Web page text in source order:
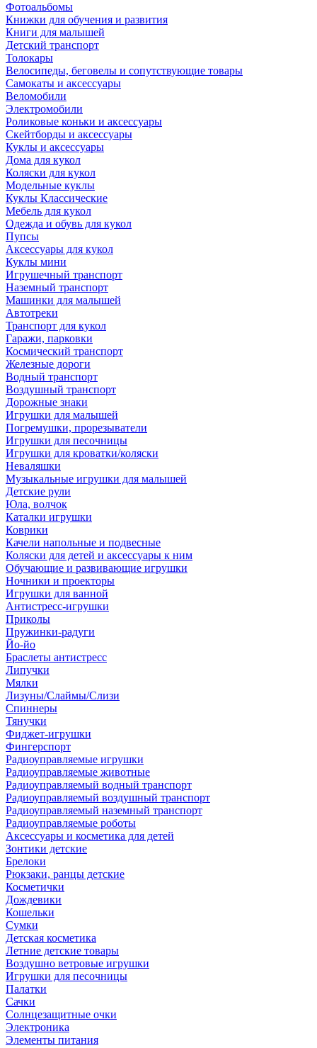
Фотоальбомы
Книжки для обучения и развития
Книги для малышей
Детский транспорт
Толокары
Велосипеды, беговелы и сопутствующие товары
Самокаты и аксессуары
Веломобили
Электромобили
Роликовые коньки и аксессуары
Скейтборды и аксессуары
Куклы и аксессуары
Дома для кукол
Коляски для кукол
Модельные куклы
Куклы Классические
Мебель для кукол
Одежда и обувь для кукол
Пупсы
Аксессуары для кукол
Куклы мини
Игрушечный транспорт
Наземный транспорт
Машинки для малышей
Автотреки
Транспорт для кукол
Гаражи, парковки
Космический транспорт
Железные дороги
Водный транспорт
Воздушный транспорт
Дорожные знаки
Игрушки для малышей
Погремушки, прорезыватели
Игрушки для песочницы
Игрушки для кроватки/коляски
Неваляшки
Музыкальные игрушки для малышей
Детские рули
Юла, волчок
Каталки игрушки
Коврики
Качели напольные и подвесные
Коляски для детей и аксессуары к ним
Обучающие и развивающие игрушки
Ночники и проекторы
Игрушки для ванной
Антистресс-игрушки
Приколы
Пружинки-радуги
Йо-йо
Браслеты антистресс
Липучки
Мялки
Лизуны/Слаймы/Слизи
Спиннеры
Тянучки
Фиджет-игрушки
Фингерспорт
Радиоуправляемые игрушки
Радиоуправляемые животные
Радиоуправляемый водный транспорт
Радиоуправляемый воздушный транспорт
Радиоуправляемый наземный транспорт
Радиоуправляемые роботы
Аксессуары и косметика для детей
Зонтики детские
Брелоки
Рюкзаки, ранцы детские
Косметички
Дождевики
Кошельки
Сумки
Детская косметика
Летние детские товары
Воздушно ветровые игрушки
Игрушки для песочницы
Палатки
Сачки
Солнцезащитные очки
Электроника
Элементы питания